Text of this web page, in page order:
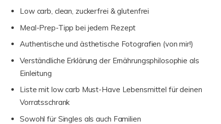
Low carb, clean, zuckerfrei & glutenfrei
Meal-Prep-Tipp bei jedem Rezept
Authentische und ästhetische Fotografien (von mir!)
Verständliche Erklärung der Ernährungsphilosophie als
Einleitung
Liste mit low carb Must-Have Lebensmittel für deinen
Vorratsschrank
Sowohl für Singles als auch Familien